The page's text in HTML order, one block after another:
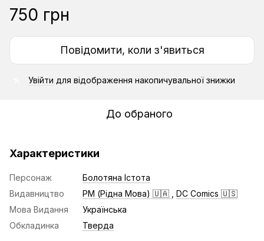
750 грн
Повідомити, коли з'явиться
Увійти для відображення накопичувальної знижки
До обраного
Характеристики
Персонаж
Болотяна Істота
Видавництво
РМ (Рідна Мова) 🇺🇦
DC Comics 🇺🇸
Мова Видання
Українська
Обкладинка
Тверда